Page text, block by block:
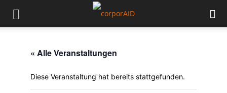
« Alle Veranstaltungen
Diese Veranstaltung hat bereits stattgefunden.